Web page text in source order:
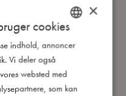
også
DANISH
GERMAN
×
cookies
indhold, annoncer
Vi deler også
websted med
som kan